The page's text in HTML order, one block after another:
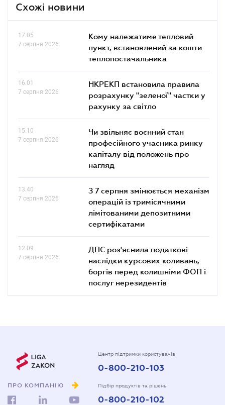
Схожі новини
17.05
7 серпня 2026
Кому належатиме тепловий
пункт, встановлений за кошти
теплопостачальника
16.01
7 серпня 2026
НКРЕКП встановила правила
розрахунку "зеленої" частки у
рахунку за світло
15.10
7 серпня 2026
Чи звільняє воєнний стан
професійного учасника ринку
капіталу від положень про
нагляд
13.40
7 серпня 2026
З 7 серпня змінюється механізм
операцій із тримісячними
лімітованими депозитними
сертифікатами
12.09
7 серпня 2026
ДПС роз'яснила податкові
наслідки курсових коливань,
боргів перед колишніми ФОП і
послуг нерезидентів
ПРО КОМПАНІЮ
Центр підтримки користувачів
0-800-210-103
Підбір продуктів та рішень
0-800-210-102